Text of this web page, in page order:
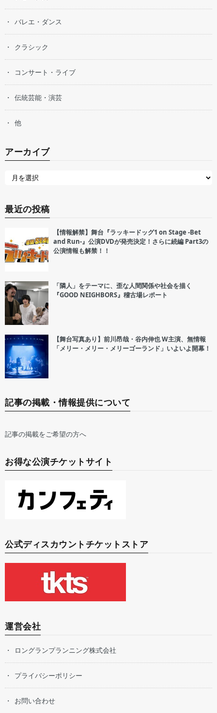
バレエ・ダンス
クラシック
コンサート・ライブ
伝統芸能・演芸
他
アーカイブ
最近の投稿
【情報解禁】舞台『ラッキードッグ1 on Stage -Bet
and Run-』公演DVDが発売決定！さらに続編 Part3の
公演情報も解禁！！
「隣人」をテーマに、歪な人間関係や社会を描く
『GOOD NEIGHBORS』稽古場レポート
【舞台写真あり】前川昂哉・谷内伸也 W主演、無情報
「メリー・メリー・メリーゴーランド」いよいよ開幕！
記事の掲載・情報提供について
記事の掲載をご希望の方へ
お得な公演チケットサイト
公式ディスカウントチケットストア
運営会社
ロングランプランニング株式会社
プライバシーポリシー
お問い合わせ